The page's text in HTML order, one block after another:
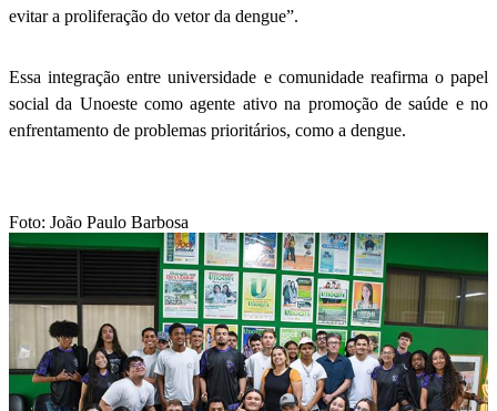
evitar a proliferação do vetor da dengue”.
Essa integração entre universidade e comunidade reafirma o papel
social da Unoeste como agente ativo na promoção de saúde e no
enfrentamento de problemas prioritários, como a dengue.
Foto: João Paulo Barbosa